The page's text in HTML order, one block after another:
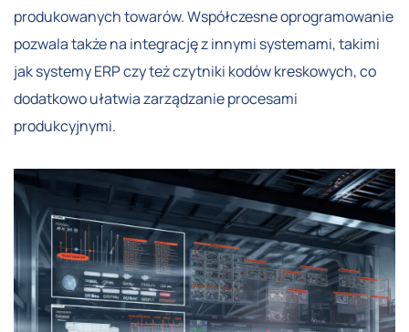
produkowanych towarów. Współczesne oprogramowanie
pozwala także na integrację z innymi systemami, takimi
jak systemy ERP czy też czytniki kodów kreskowych, co
dodatkowo ułatwia zarządzanie procesami
produkcyjnymi.